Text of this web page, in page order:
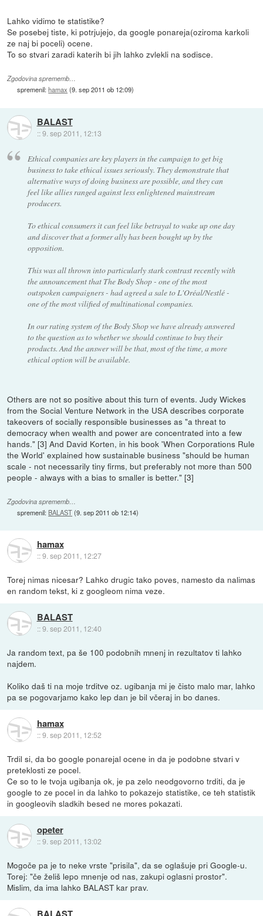
Lahko vidimo te statistike?
Se posebej tiste, ki potrjujejo, da google ponareja(oziroma karkoli
ze naj bi poceli) ocene.
To so stvari zaradi katerih bi jih lahko zvlekli na sodisce.
Zgodovina sprememb…
spremenil:hamax (9. sep 2011 ob 12:09)
BALAST
::9. sep 2011, 12:13
Ethical companies are key players in the campaign to get big
business to take ethical issues seriously. They demonstrate that
alternative ways of doing business are possible, and they can
feel like allies ranged against less enlightened mainstream
producers.
To ethical consumers it can feel like betrayal to wake up one day
and discover that a former ally has been bought up by the
opposition.
This was all thrown into particularly stark contrast recently with
the announcement that The Body Shop - one of the most
outspoken campaigners - had agreed a sale to L'Oréal/Nestlé -
one of the most vilified of multinational companies.
In our rating system of the Body Shop we have already answered
to the question as to whether we should continue to buy their
products. And the answer will be that, most of the time, a more
ethical option will be available.
Others are not so positive about this turn of events. Judy Wickes
from the Social Venture Network in the USA describes corporate
takeovers of socially responsible businesses as "a threat to
democracy when wealth and power are concentrated into a few
hands." [3] And David Korten, in his book 'When Corporations Rule
the World' explained how sustainable business "should be human
scale - not necessarily tiny firms, but preferably not more than 500
people - always with a bias to smaller is better." [3]
Zgodovina sprememb…
spremenil: BALAST(9. sep 2011 ob 12:14)
hamax
::9. sep 2011, 12:27
Torej nimas nicesar? Lahko drugic tako poves, namesto da nalimas
en random tekst, ki z googleom nima veze.
BALAST
::9. sep 2011, 12:40
Ja random text, pa še 100 podobnih mnenj in rezultatov ti lahko
najdem.
Koliko daš ti na moje trditve oz. ugibanja mi je čisto malo mar, lahko
pa se pogovarjamo kako lep dan je bil včeraj in bo danes.
hamax
::9. sep 2011, 12:52
Trdil si, da bo google ponarejal ocene in da je podobne stvari v
preteklosti ze pocel.
Ce so to le tvoja ugibanja ok, je pa zelo neodgovorno trditi, da je
google to ze pocel in da lahko to pokazejo statistike, ce teh statistik
in googleovih sladkih besed ne mores pokazati.
opeter
::9. sep 2011, 13:02
Mogoče pa je to neke vrste "prisila", da se oglašuje pri Google-u.
Torej: "če želiš lepo mnenje od nas, zakupi oglasni prostor".
Mislim, da ima lahko BALAST kar prav.